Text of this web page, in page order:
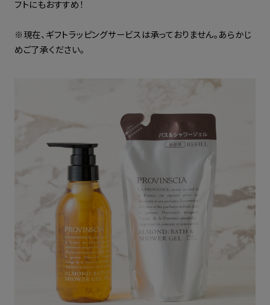
フトにもおすすめ！
※現在、ギフトラッピングサービスは承っておりません。あらかじ
めご了承ください。